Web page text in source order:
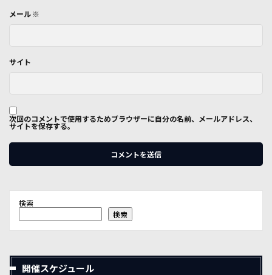
メール ※
サイト
次回のコメントで使用するためブラウザーに自分の名前、メールアドレス、
サイトを保存する。
検索
検索
開催スケジュール